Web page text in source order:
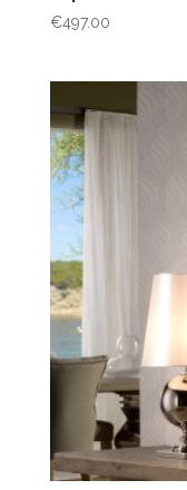
€497.00